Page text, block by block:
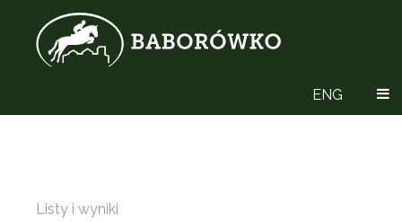
ENG
Listy i wyniki